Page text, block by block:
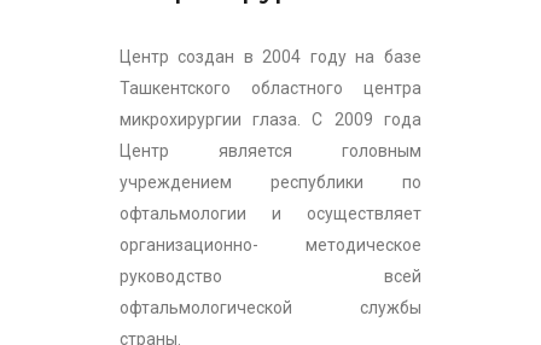
Центр создан в 2004 году на базе
Ташкентского областного центра
микрохирургии глаза. С 2009 года
Центр является головным
учреждением республики по
офтальмологии и осуществляет
организационно- методическое
руководство всей
офтальмологической службы
страны.